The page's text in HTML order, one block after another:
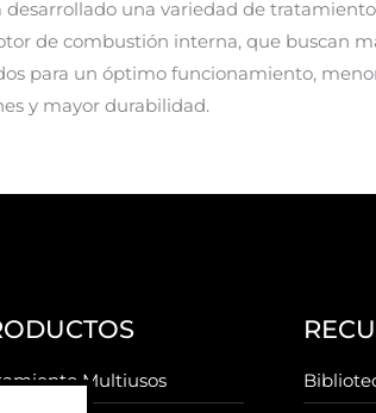
desarrollado una variedad de
de combustión interna, que buscan
para un óptimo funcionamiento,
y mayor durabilidad.
Multiusos